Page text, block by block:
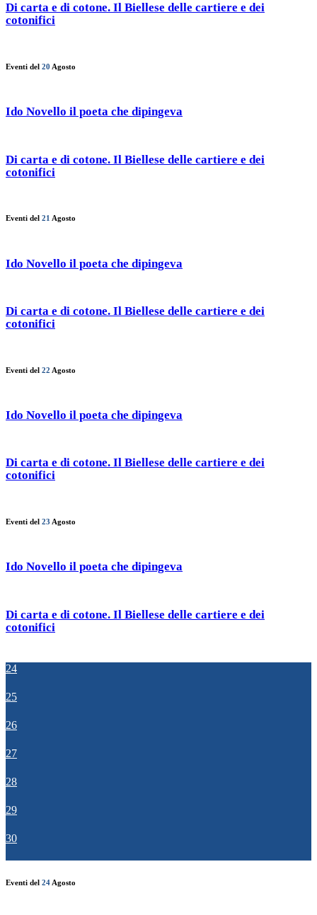
Di carta e di cotone. Il Biellese delle cartiere e dei
cotonifici
Eventi del 20 Agosto
Ido Novello il poeta che dipingeva
Di carta e di cotone. Il Biellese delle cartiere e dei
cotonifici
Eventi del 21 Agosto
Ido Novello il poeta che dipingeva
Di carta e di cotone. Il Biellese delle cartiere e dei
cotonifici
Eventi del 22 Agosto
Ido Novello il poeta che dipingeva
Di carta e di cotone. Il Biellese delle cartiere e dei
cotonifici
Eventi del 23 Agosto
Ido Novello il poeta che dipingeva
Di carta e di cotone. Il Biellese delle cartiere e dei
cotonifici
24
25
26
27
28
29
30
Eventi del 24 Agosto